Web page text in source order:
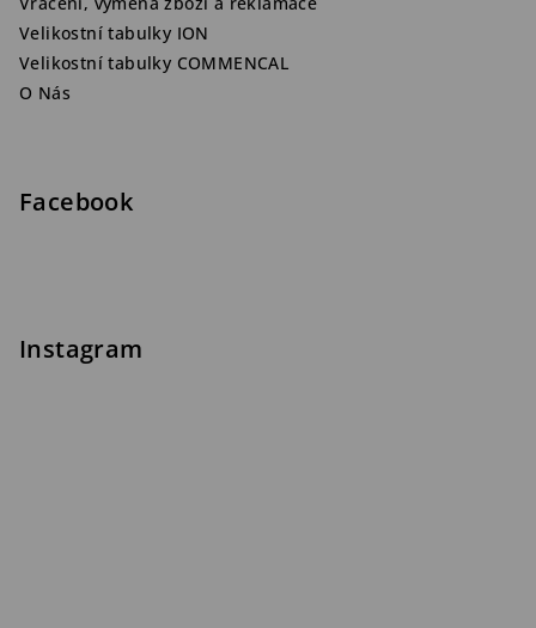
Velikostní tabulky ION
Velikostní tabulky COMMENCAL
O Nás
Facebook
Instagram